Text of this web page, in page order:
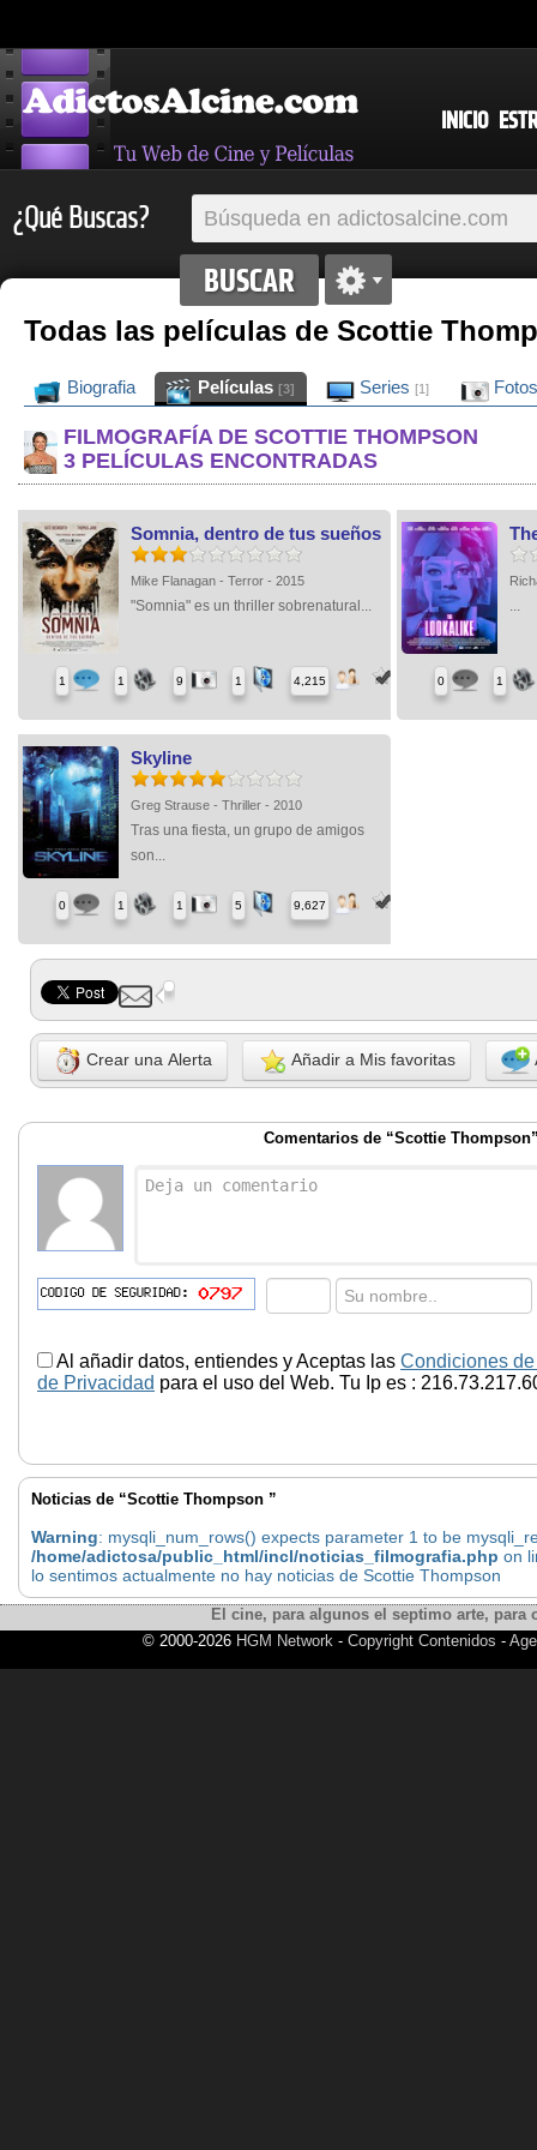
INICIO
¿Qué Buscas?
Todas las películas de Scottie
Biografia Películas [3] Series [1]
FILMOGRAFÍA DE SCOTTIE THOMPSON
3 PELÍCULAS ENCONTRADAS
Somnia, dentro de tus sueños
Mike Flanagan - Terror - 2015
"Somnia" es un thriller sobrenatural...
1 1 9 1 4,215
...
0 1
Skyline
Greg Strause - Thriller - 2010
Tras una fiesta, un grupo de amigos
son...
0 1 1 5 9,627
Crear una Alerta Añadir a Mis favoritas
Comentarios de “Scottie
Al añadir datos, entiendes y Aceptas las Condiciones
de Privacidad para el uso del Web. Tu Ip es :
Noticias de “Scottie Thompson ”
Warning: mysqli_num_rows() expects parameter 1 to be
/home/adictosa/public_html/incl/noticias_filmografia.php on
lo sentimos actualmente no hay noticias de Scottie Thompson
El cine, para algunos el septimo arte,
© 2000-2026 HGM Network- Copyright Contenidos -